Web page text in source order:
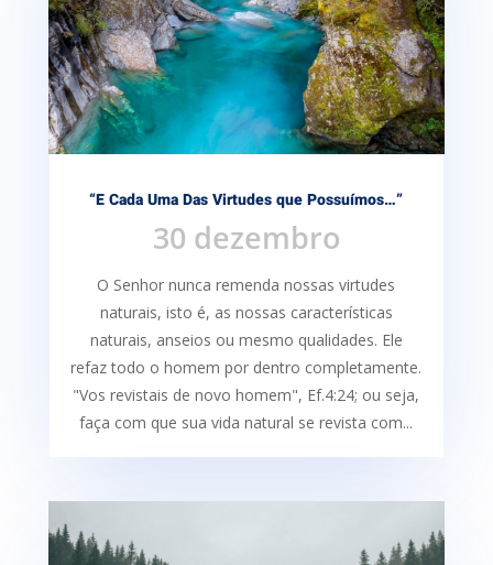
“E Cada Uma Das Virtudes que Possuímos…”
30 dezembro
O Senhor nunca remenda nossas virtudes
naturais, isto é, as nossas características
naturais, anseios ou mesmo qualidades. Ele
refaz todo o homem por dentro completamente.
"Vos revistais de novo homem", Ef.4:24; ou seja,
faça com que sua vida natural se revista com...